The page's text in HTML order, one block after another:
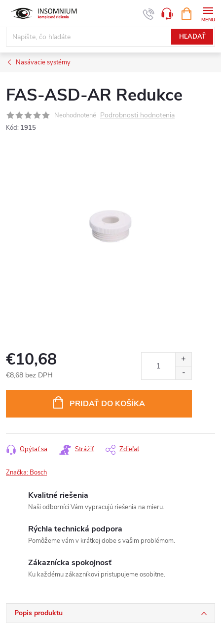
obsah
HĽADAŤ
KOŠÍK
Nasávacie systémy
FAS-ASD-AR Redukce
Neohodnotené Podrobnosti hodnotenia
Kód: 1915
€10,68
€8,68 bez DPH
PRIDAŤ DO KOŠÍKA
Opýtať sa Strážiť Zdieľať
Značka: Bosch
Kvalitné riešenia
Naši odborníci Vám vypracujú riešenia na mieru.
Rýchla technická podpora
Pomôžeme vám v krátkej dobe s vašim problémom.
Zákaznícka spokojnosť
Ku každému zákazníkovi pristupujeme osobitne.
Popis produktu
www.insomnium.sk - Chat